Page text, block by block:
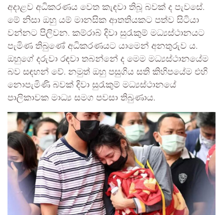
අදාළව අධිකරණය වෙත කැඳවා තිබූ බවක් ද පැවසේ.
මේ නිසා ඔහු යම් මානසික ආතතියකට පත්ව සිටියා
වන්නට පිලිවන. කම්රාබ් දිවා සුරැකුම් මධ්‍යස්ථානයට
පැමිණ තිබුණේ අධිකරණයට යාමෙන් අනතුරුව ය.
ඔහුගේ දරුවා රඳවා තබන්නේ ද මෙම මධ්‍යස්ථානයේම
බව සඳහන් වේ. නමුත් ඔහු පසුගිය සති කිහිපයේම එහි
නොපැමිණි බවක් දිවා සුරැකුම් මධ්‍යස්ථානයේ
පාලිකාවක මාධ්‍ය සමග පවසා තිබුණාය.